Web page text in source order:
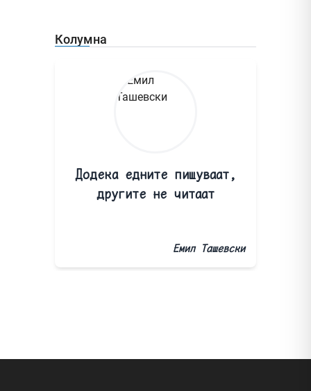
Колумна
Додека едните пишуваат,
другите не читаат
Емил Ташевски